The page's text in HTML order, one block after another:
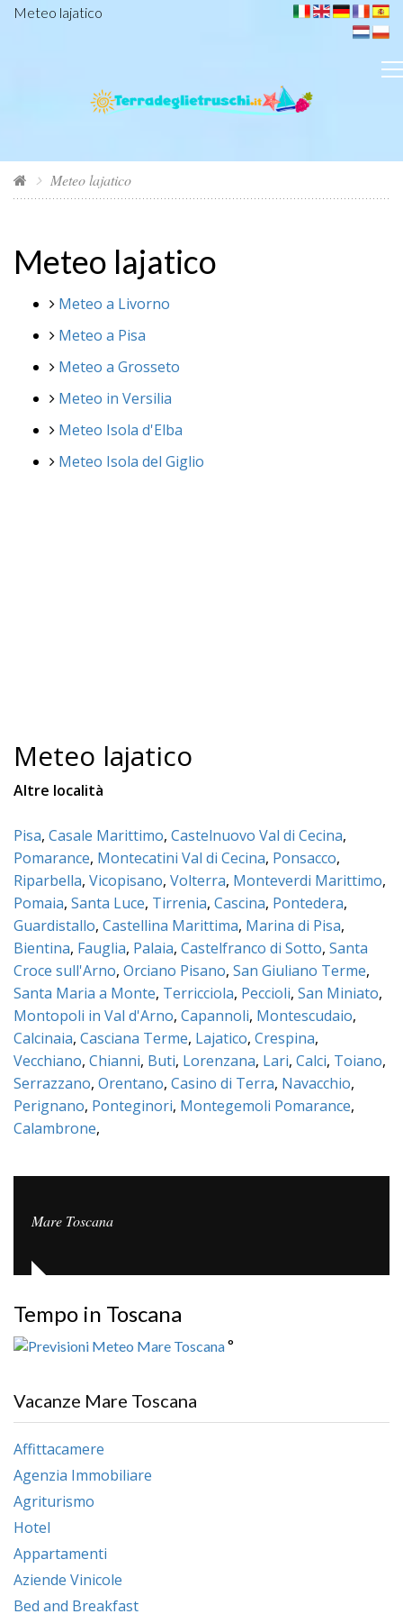
Meteo lajatico
Meteo lajatico
Meteo lajatico
Meteo a Livorno
Meteo a Pisa
Meteo a Grosseto
Meteo in Versilia
Meteo Isola d'Elba
Meteo Isola del Giglio
Meteo lajatico
Altre località
Pisa, Casale Marittimo, Castelnuovo Val di Cecina,
Pomarance, Montecatini Val di Cecina, Ponsacco,
Riparbella, Vicopisano, Volterra, Monteverdi Marittimo,
Pomaia, Santa Luce, Tirrenia, Cascina, Pontedera,
Guardistallo, Castellina Marittima, Marina di Pisa,
Bientina, Fauglia, Palaia, Castelfranco di Sotto, Santa
Croce sull'Arno, Orciano Pisano, San Giuliano Terme,
Santa Maria a Monte, Terricciola, Peccioli, San Miniato,
Montopoli in Val d'Arno, Capannoli, Montescudaio,
Calcinaia, Casciana Terme, Lajatico, Crespina,
Vecchiano, Chianni, Buti, Lorenzana, Lari, Calci, Toiano,
Serrazzano, Orentano, Casino di Terra, Navacchio,
Perignano, Ponteginori, Montegemoli Pomarance,
Calambrone,
Mare Toscana
Tempo in Toscana
°
Vacanze Mare Toscana
Affittacamere
Agenzia Immobiliare
Agriturismo
Hotel
Appartamenti
Aziende Vinicole
Bed and Breakfast